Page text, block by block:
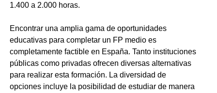
1.400 a 2.000 horas.
Encontrar una amplia gama de oportunidades
educativas para completar un FP medio es
completamente factible en España. Tanto instituciones
públicas como privadas ofrecen diversas alternativas
para realizar esta formación. La diversidad de
opciones incluye la posibilidad de estudiar de manera